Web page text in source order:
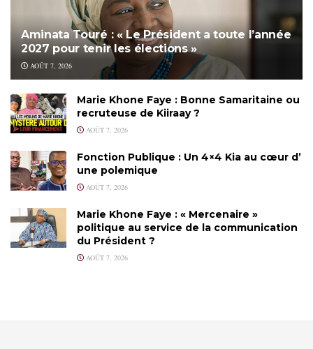
Aminata Touré : « Le Président a toute l’année
2027 pour tenir les élections »
AOÛT 7, 2026
Marie Khone Faye : Bonne Samaritaine ou
recruteuse de Kiiraay ?
AOÛT 7, 2026
Fonction Publique : Un 4×4 Kia au cœur d’
une polemique
AOÛT 7, 2026
Marie Khone Faye : « Mercenaire »
politique au service de la communication
du Président ?
AOÛT 7, 2026